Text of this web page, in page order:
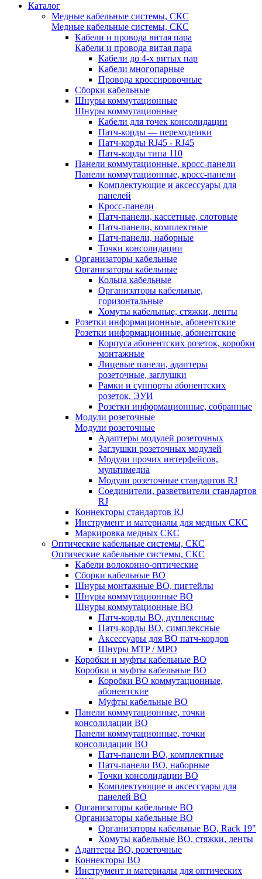
Каталог
Медные кабельные системы, СКС
Медные кабельные системы, СКС
Кабели и провода витая пара
Кабели и провода витая пара
Кабели до 4-х витых пар
Кабели многопарные
Провода кроссировочные
Сборки кабельные
Шнуры коммутационные
Шнуры коммутационные
Кабели для точек консолидации
Патч-корды — переходники
Патч-корды RJ45 - RJ45
Патч-корды типа 110
Панели коммутационные, кросс-панели
Панели коммутационные, кросс-панели
Комплектующие и аксессуары для
панелей
Кросс-панели
Патч-панели, кассетные, слотовые
Патч-панели, комплектные
Патч-панели, наборные
Точки консолидации
Организаторы кабельные
Организаторы кабельные
Кольца кабельные
Организаторы кабельные,
горизонтальные
Хомуты кабельные, стяжки, ленты
Розетки информационные, абонентские
Розетки информационные, абонентские
Корпуса абонентских розеток, коробки
монтажные
Лицевые панели, адаптеры
розеточные, заглушки
Рамки и суппорты абонентских
розеток, ЭУИ
Розетки информационные, собранные
Модули розеточные
Модули розеточные
Адаптеры модулей розеточных
Заглушки розеточных модулей
Модули прочих интерфейсов,
мультимедиа
Модули розеточные стандартов RJ
Соединители, разветвители стандартов
RJ
Коннекторы стандартов RJ
Инструмент и материалы для медных СКС
Маркировка медных СКС
Оптические кабельные системы, СКС
Оптические кабельные системы, СКС
Кабели волоконно-оптические
Сборки кабельные ВО
Шнуры монтажные ВО, пигтейлы
Шнуры коммутационные ВО
Шнуры коммутационные ВО
Патч-корды ВО, дуплексные
Патч-корды ВО, симплексные
Аксессуары для ВО патч-кордов
Шнуры MTP / MPO
Коробки и муфты кабельные ВО
Коробки и муфты кабельные ВО
Коробки ВО коммутационные,
абонентские
Муфты кабельные ВО
Панели коммутационные, точки
консолидации ВО
Панели коммутационные, точки
консолидации ВО
Патч-панели ВО, комплектные
Патч-панели ВО, наборные
Точки консолидации ВО
Комплектующие и аксессуары для
панелей ВО
Организаторы кабельные ВО
Организаторы кабельные ВО
Организаторы кабельные ВО, Rack 19"
Хомуты кабельные ВО, стяжки, ленты
Адаптеры ВО, розеточные
Коннекторы ВО
Инструмент и материалы для оптических